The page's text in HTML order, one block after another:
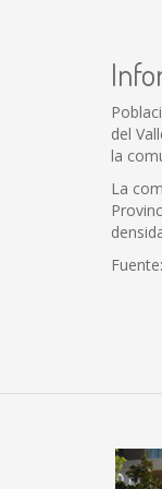
del
la
La
Fuente: